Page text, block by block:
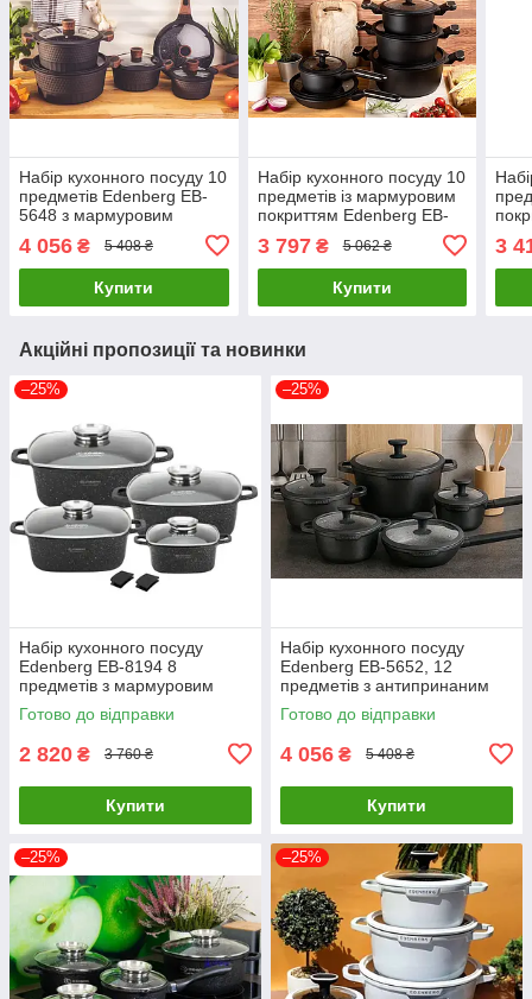
Набір кухонного посуду 10
предметів Edenberg EB-
5648 з мармуровим
антипригарним покриттям
4 056 ₴ 5 408 ₴
Купити
Набір кухонного посуду 10
предметів із мармуровим
покриттям Edenberg EB-
(відказанов)
3 797₴ 5 062 ₴
Купити
3
Акційні пропозиції та новинки
–25%
Набір кухонного посуду
Edenberg EB-8194 8
предметів з мармуровим
антипригарним покриттям
Готово до відправки
2 820 ₴ 3 760 ₴
Купити
–25%
Набір кухонного посуду
Edenberg EB-5652, 12
предметів з антипринаним
покриттям
Готово до відправки
4 056 ₴ 5 408 ₴
Купити
–25% –25%